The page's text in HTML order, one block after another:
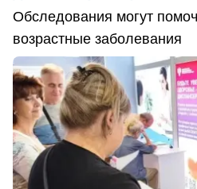
Обследования могут
возрастные заболевания